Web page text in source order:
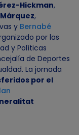
Hickman,
,
y Bernabé
por las
y Políticas
de Deportes
La jornada
por el